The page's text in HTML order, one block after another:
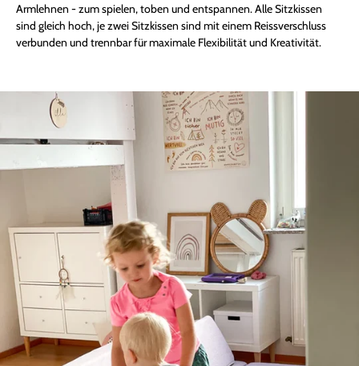
Armlehnen - zum spielen, toben und entspannen. Alle Sitzkissen
sind gleich hoch, je zwei Sitzkissen sind mit einem Reissverschluss
verbunden und trennbar für maximale Flexibilität und Kreativität.